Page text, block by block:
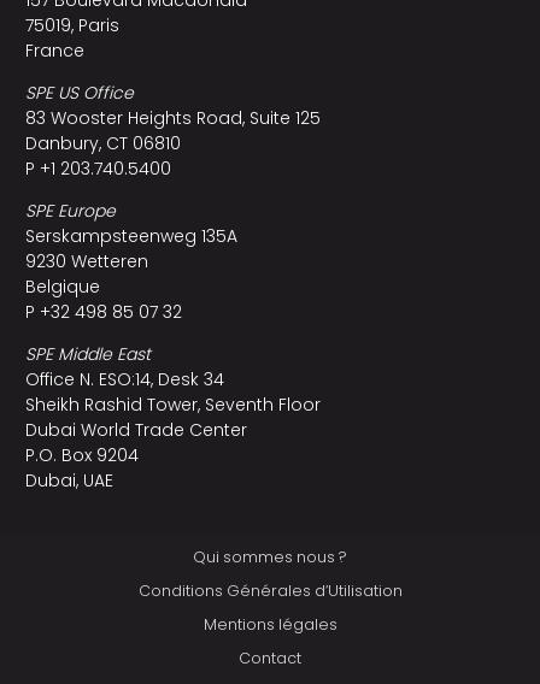
75019, Paris
France
SPE US Office
83 Wooster Heights Road, Suite 125
Danbury, CT 06810
P +1 203.740.5400
SPE Europe
Serskampsteenweg 135A
9230 Wetteren
Belgique
P +32 498 85 07 32
SPE Middle East
Office N. ESO:14, Desk 34
Sheikh Rashid Tower, Seventh Floor
Dubai World Trade Center
P.O. Box 9204
Dubai, UAE
Qui sommes nous ?
Conditions Générales d’Utilisation
Mentions légales
Contact